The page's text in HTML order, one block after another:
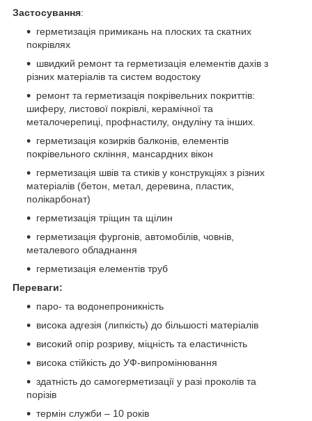
Застосування:
герметизація примикань на плоских та скатних
покрівлях
швидкий ремонт та герметизація елементів дахів з
різних матеріалів та систем водостоку
ремонт та герметизація покрівельних покриттів:
шиферу, листової покрівлі, керамічної та
металочерепиці, профнастилу, ондуліну та інших.
герметизація козирків балконів, елементів
покрівельного скління, мансардних вікон
герметизація швів та стиків у конструкціях з різних
матеріалів (бетон, метал, деревина, пластик,
полікарбонат)
герметизація тріщин та щілин
герметизація фургонів, автомобілів, човнів,
металевого обладнання
герметизація елементів труб
Переваги:
паро- та водонепроникність
висока адгезія (липкість) до більшості матеріалів
високий опір розриву, міцність та еластичність
висока стійкість до УФ-випромінювання
здатність до самогерметизації у разі проколів та
порізів
термін служби – 10 років